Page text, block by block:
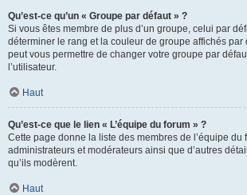
Qu’est-ce qu’un « Groupe par défaut » ?
Si vous êtes membre de plus d’un groupe, celui par
déterminer le rang et la couleur de groupe affichés par
peut vous permettre de changer votre groupe par
l’utilisateur.
Haut
Qu’est-ce que le lien « L’équipe du forum » ?
Cette page donne la liste des membres de l’équipe du
administrateurs et modérateurs ainsi que d’autres
qu’ils modèrent.
Haut